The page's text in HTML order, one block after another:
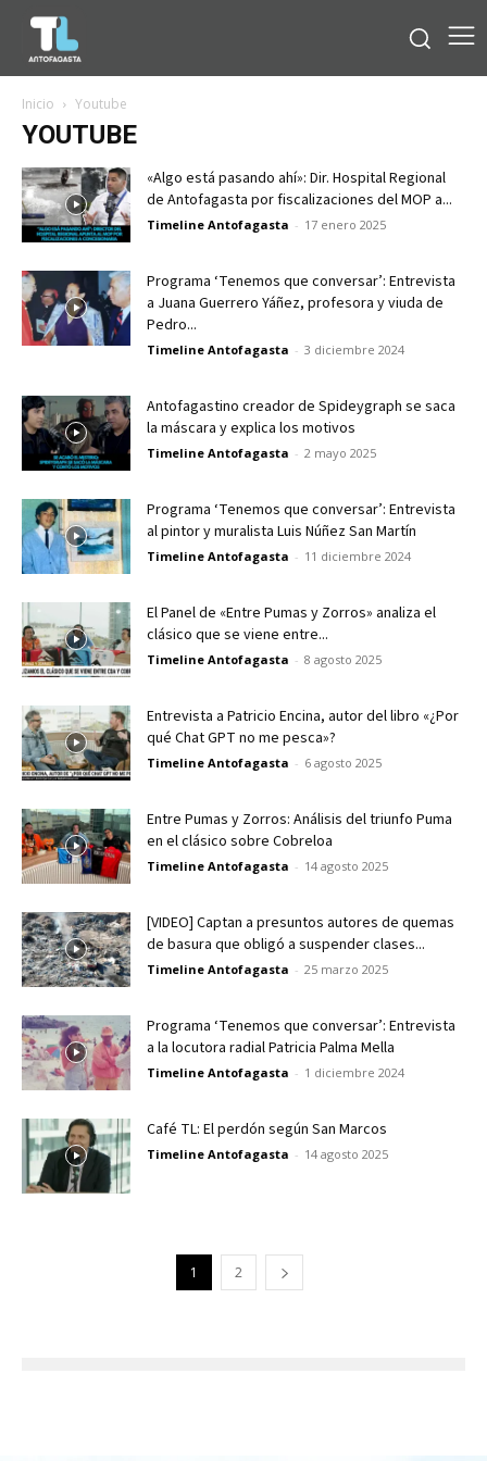
Inicio Youtube
YOUTUBE
«Algo está pasando ahí»: Dir. Hospital Regional
de Antofagasta por fiscalizaciones del MOP a...
Timeline Antofagasta - 17 enero 2025
Programa ‘Tenemos que conversar’: Entrevista
a Juana Guerrero Yáñez, profesora y viuda de
Pedro...
Timeline Antofagasta - 3 diciembre 2024
Antofagastino creador de Spideygraph se saca
la máscara y explica los motivos
Timeline Antofagasta - 2 mayo 2025
Programa ‘Tenemos que conversar’: Entrevista
al pintor y muralista Luis Núñez San Martín
Timeline Antofagasta - 11 diciembre 2024
El Panel de «Entre Pumas y Zorros» analiza el
clásico que se viene entre...
Timeline Antofagasta - 8 agosto 2025
Entrevista a Patricio Encina, autor del libro «¿Por
qué Chat GPT no me pesca»?
Timeline Antofagasta - 6 agosto 2025
Entre Pumas y Zorros: Análisis del triunfo Puma
en el clásico sobre Cobreloa
Timeline Antofagasta - 14 agosto 2025
[VIDEO] Captan a presuntos autores de quemas
de basura que obligó a suspender clases...
Timeline Antofagasta - 25 marzo 2025
Programa ‘Tenemos que conversar’: Entrevista
a la locutora radial Patricia Palma Mella
Timeline Antofagasta - 1 diciembre 2024
Café TL: El perdón según San Marcos
Timeline Antofagasta - 14 agosto 2025
1 2